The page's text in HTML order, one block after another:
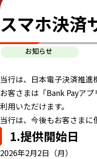
スマホ決済
お知らせ
当行は、日本電子決済推進
お客さまは「Bank Payア
利用いただけます。
当行は、今後もお客さまに
1.提供開始日
2026年2月2日（月）